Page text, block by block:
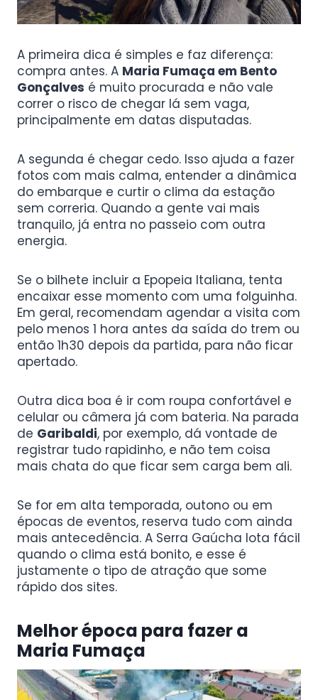
A primeira dica é simples e faz diferença:
compra antes. A Maria Fumaça em Bento
Gonçalves é muito procurada e não vale
correr o risco de chegar lá sem vaga,
principalmente em datas disputadas.
A segunda é chegar cedo. Isso ajuda a fazer
fotos com mais calma, entender a dinâmica
do embarque e curtir o clima da estação
sem correria. Quando a gente vai mais
tranquilo, já entra no passeio com outra
energia.
Se o bilhete incluir a Epopeia Italiana, tenta
encaixar esse momento com uma folguinha.
Em geral, recomendam agendar a visita com
pelo menos 1 hora antes da saída do trem ou
então 1h30 depois da partida, para não ficar
apertado.
Outra dica boa é ir com roupa confortável e
celular ou câmera já com bateria. Na parada
de Garibaldi, por exemplo, dá vontade de
registrar tudo rapidinho, e não tem coisa
mais chata do que ficar sem carga bem ali.
Se for em alta temporada, outono ou em
épocas de eventos, reserva tudo com ainda
mais antecedência. A Serra Gaúcha lota fácil
quando o clima está bonito, e esse é
justamente o tipo de atração que some
rápido dos sites.
Melhor época para fazer a
Maria Fumaça